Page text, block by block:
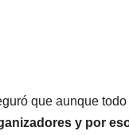
que aunque
y por